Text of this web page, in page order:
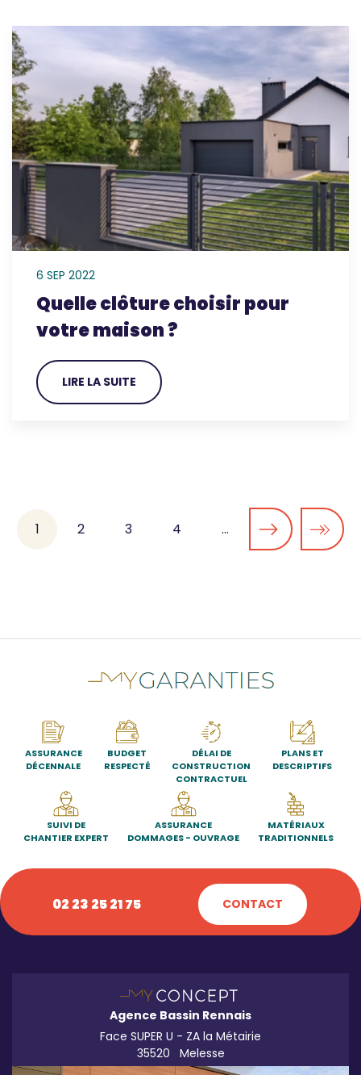
6 SEP 2022
Quelle clôture choisir pour
votre maison ?
LIRE LA SUITE
Page
1 Page
2 Page
3 Page
4 …
ASSURANCE
DÉCENNALE
BUDGET
RESPECTÉ
DÉLAI DE
CONSTRUCTION
CONTRACTUEL
PLANS ET
DESCRIPTIFS
SUIVI DE
CHANTIER EXPERT
ASSURANCE
DOMMAGES - OUVRAGE
MATÉRIAUX
TRADITIONNELS
02 23 25 21 75 CONTACT
Agence Bassin Rennais
Face SUPER U - ZA la Métairie
35520
Melesse